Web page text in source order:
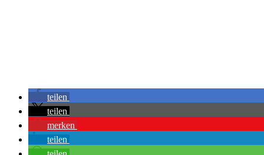
teilen
teilen
merken
teilen